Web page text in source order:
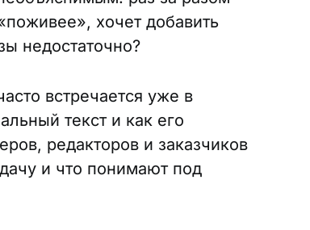
хочет добавить
недостаточно?
встречается уже в
текст и как его
редакторов и заказчиков
и что понимают под